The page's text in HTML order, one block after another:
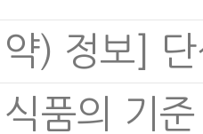
약) 정보]
식품의 기